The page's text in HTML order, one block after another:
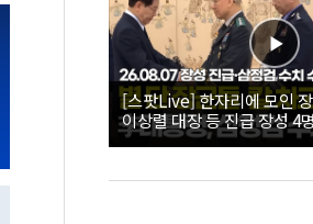
[스팟Live] 한자리에 모인
이상렬 대장 등 진급 장성 4
직접 수여｜26.08.07 장성